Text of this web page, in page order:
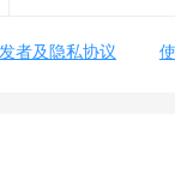
照片写文字不
册就送大额冲
者及隐私协议